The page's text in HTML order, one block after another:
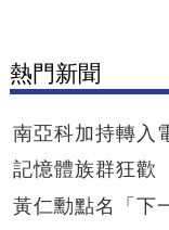
熱門新聞
南亞科加持轉入
記憶體族群狂
黃仁勳點名「下